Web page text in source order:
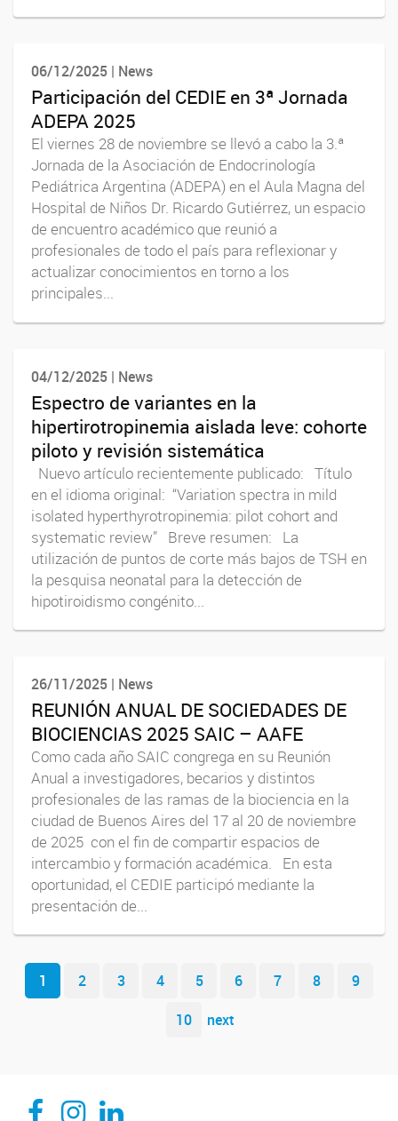
06/12/2025 | News
Participación del CEDIE en 3ª Jornada
ADEPA 2025
El viernes 28 de noviembre se llevó a cabo la 3.ª
Jornada de la Asociación de Endocrinología
Pediátrica Argentina (ADEPA) en el Aula Magna del
Hospital de Niños Dr. Ricardo Gutiérrez, un espacio
de encuentro académico que reunió a
profesionales de todo el país para reflexionar y
actualizar conocimientos en torno a los
principales...
04/12/2025 | News
Espectro de variantes en la
hipertirotropinemia aislada leve: cohorte
piloto y revisión sistemática
Nuevo artículo recientemente publicado: Título
en el idioma original: “Variation spectra in mild
isolated hyperthyrotropinemia: pilot cohort and
systematic review” Breve resumen: La
utilización de puntos de corte más bajos de TSH en
la pesquisa neonatal para la detección de
hipotiroidismo congénito...
26/11/2025 | News
REUNIÓN ANUAL DE SOCIEDADES DE
BIOCIENCIAS 2025 SAIC – AAFE
Como cada año SAIC congrega en su Reunión
Anual a investigadores, becarios y distintos
profesionales de las ramas de la biociencia en la
ciudad de Buenos Aires del 17 al 20 de noviembre
de 2025 con el fin de compartir espacios de
intercambio y formación académica. En esta
oportunidad, el CEDIE participó mediante la
presentación de...
Navegador de artículos
1 2 3 4 5 6 7 8
9
10
next
CEDIE, Centro de Investigaciones Endocrinológicas Dr. César Bergadá
CEDIE, Centro de Investigaciones Endocrinológicas Dr. César Bergadá
CEDIE, Centro de Investigaciones Endocrinológicas Dr. César Bergadá